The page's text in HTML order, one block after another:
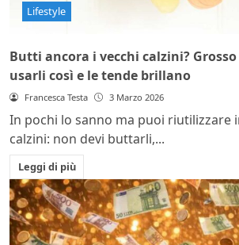
Lifestyle
Butti ancora i vecchi calzini?
usarli così e le tende brillano
Francesca Testa 3 Marzo 2026
In pochi lo sanno ma puoi riutilizzare
calzini: non devi buttarli,...
Leggi di più